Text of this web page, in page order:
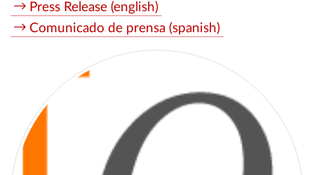
Press Release (english)
Comunicado de prensa (spanish)